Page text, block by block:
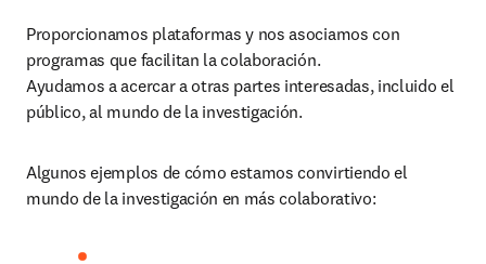
Proporcionamos plataformas y nos asociamos con
programas que facilitan la colaboración.
Ayudamos a acercar a otras partes interesadas, incluido el
público, al mundo de la investigación.
Algunos ejemplos de cómo estamos convirtiendo el
mundo de la investigación en más colaborativo: